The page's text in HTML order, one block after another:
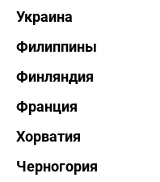
Украина
Филиппины
Финляндия
Франция
Хорватия
Черногория